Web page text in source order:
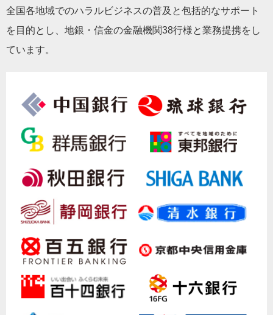
全国各地域でのハラルビジネスの普及と包括的なサポート
を目的とし、地銀・信金の金融機関38行様と業務提携をし
ています。